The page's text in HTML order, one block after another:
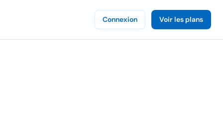
Connexion Voir les plans